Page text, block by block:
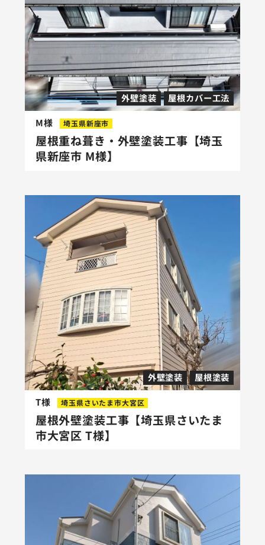
外壁塗装 屋根カバー工法
M様 埼玉県新座市
屋根重ね葺き・外壁塗装工事【埼玉
県新座市 M様】
外壁塗装 屋根塗装
T様 埼玉県さいたま市大宮区
屋根外壁塗装工事【埼玉県さいたま
市大宮区 T様】